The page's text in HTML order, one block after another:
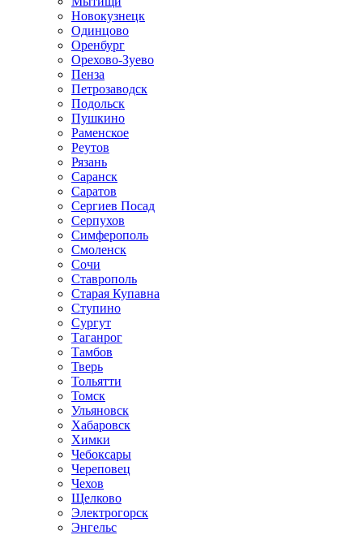
Новокузнецк
Одинцово
Оренбург
Орехово-Зуево
Пенза
Петрозаводск
Подольск
Пушкино
Раменское
Реутов
Рязань
Саранск
Саратов
Сергиев Посад
Серпухов
Симферополь
Смоленск
Сочи
Ставрополь
Старая Купавна
Ступино
Сургут
Таганрог
Тамбов
Тверь
Тольятти
Томск
Ульяновск
Хабаровск
Химки
Чебоксары
Череповец
Чехов
Щелково
Электрогорск
Энгельс